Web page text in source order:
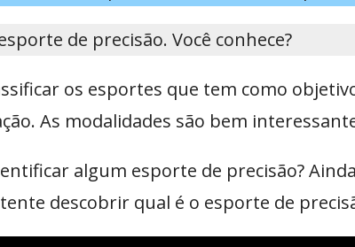
de precisão. Você conhece?
os esportes que tem como
As modalidades são bem
algum esporte de precisão?
descobrir qual é o esporte de